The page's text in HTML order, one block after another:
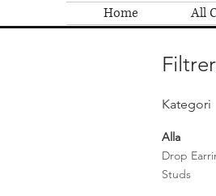
Home All
Kategori
Alla
Drop
Studs